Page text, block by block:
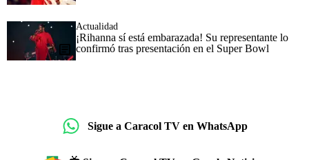
Actualidad
¡Rihanna sí está embarazada! Su representante lo
confirmó tras presentación en el Super Bowl
Sigue a Caracol TV en WhatsApp